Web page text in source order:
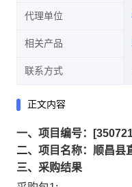
代理单位
相关产品
联系方式
正文内容
一、项目编号：
二、项目名称：顺昌县
三、采购结果